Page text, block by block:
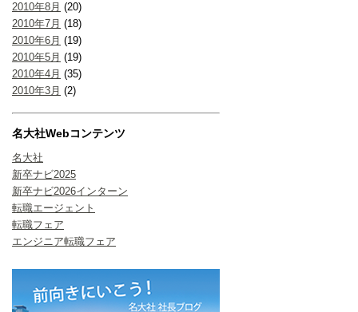
2010年8月 (20)
2010年7月 (18)
2010年6月 (19)
2010年5月 (19)
2010年4月 (35)
2010年3月 (2)
名大社Webコンテンツ
名大社
新卒ナビ2025
新卒ナビ2026インターン
転職エージェント
転職フェア
エンジニア転職フェア